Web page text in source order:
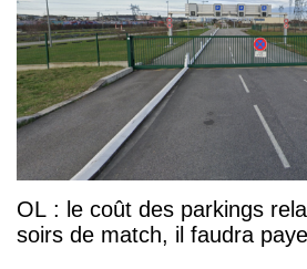
OL : le coût des parkings
soirs de match, il faudra